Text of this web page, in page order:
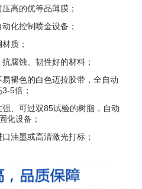
高的优等品薄膜；
化控制喷金设备；
质；
腐蚀、韧性好的材料；
褪色的白色迈拉胶带，全自动
5倍；
、可过双85试验的树脂，自动
化设备；
油墨或高清激光打标；